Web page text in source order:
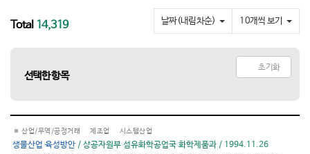
Total 14,319
요
날짜(내림차순) 10개씩 보기
선택한 항목
초기화
산업/무역/공정거래 제조업 시스템산업
생물산업 육성방안 / 상공자원부 섬유화학공업국 화학제품과 / 1994.11.26